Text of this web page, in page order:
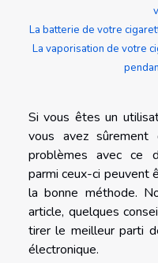
La batterie de votre
La vaporisation de votre
Si vous êtes un
vous avez sûrement
problèmes avec ce
parmi ceux-ci peuvent
la bonne méthode.
article, quelques
tirer le meilleur parti
électronique.